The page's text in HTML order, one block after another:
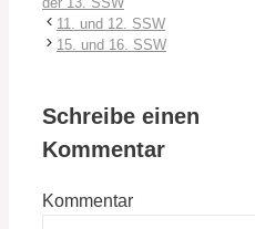
11. und 12. SSW
15. und 16. SSW
Schreibe einen
Kommentar
Kommentar